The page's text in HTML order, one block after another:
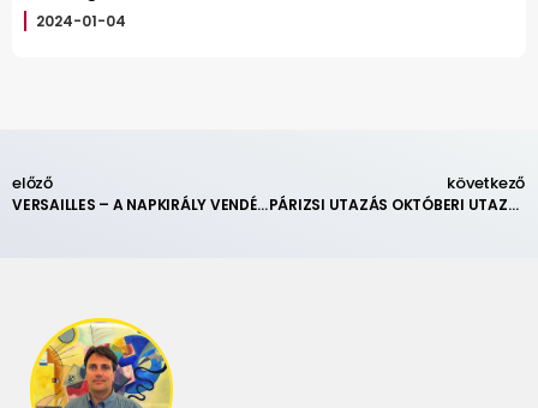
2024-01-04
előző
VERSAILLES – A NAPKIRÁLY VENDÉGEI // AZ ALÁBBI ELŐADÁSOK ELMARADNAK!!!!
következő
PÁRIZSI UTAZÁS OKTÓBERI UTAZÁS – VACSORÁK